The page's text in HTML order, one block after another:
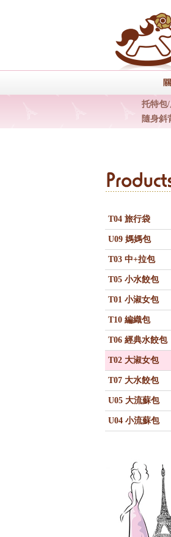
托特包
隨身斜
T04 旅行袋
U09 媽媽包
T03 中+拉包
T05 小水餃包
T01 小淑女包
T10 編織包
T06 經典水餃包
T02 大淑女包
T07 大水餃包
U05 大流蘇包
U04 小流蘇包